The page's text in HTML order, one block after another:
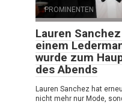
PROMINENTEN
Lauren
einem
wurde zum
des Abends
Lauren Sanchez hat
nicht mehr nur Mode,